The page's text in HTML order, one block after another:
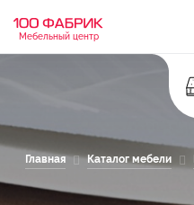
Мебельный центр
Главная Каталог мебели